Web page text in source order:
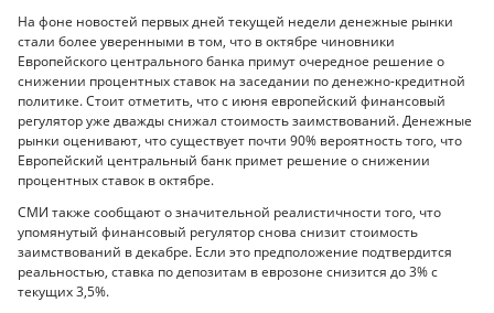
На фоне новостей первых дней текущей недели денежные рынки
стали более уверенными в том, что в октябре чиновники
Европейского центрального банка примут очередное решение о
снижении процентных ставок на заседании по денежно-кредитной
политике. Стоит отметить, что с июня европейский финансовый
регулятор уже дважды снижал стоимость заимствований. Денежные
рынки оценивают, что существует почти 90% вероятность того, что
Европейский центральный банк примет решение о снижении
процентных ставок в октябре.
СМИ также сообщают о значительной реалистичности того, что
упомянутый финансовый регулятор снова снизит стоимость
заимствований в декабре. Если это предположение подтвердится
реальностью, ставка по депозитам в еврозоне снизится до 3% с
текущих 3,5%.